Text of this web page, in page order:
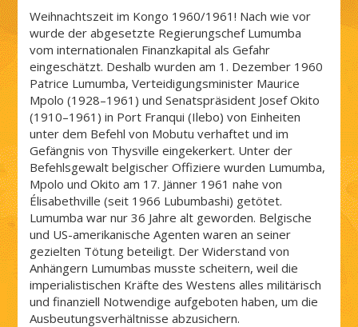
Weihnachtszeit im Kongo 1960/1961! Nach wie vor
wurde der abgesetzte Regierungschef Lumumba
vom internationalen Finanzkapital als Gefahr
eingeschätzt. Deshalb wurden am 1. Dezember 1960
Patrice Lumumba, Verteidigungsminister Maurice
Mpolo (1928–1961) und Senatspräsident Josef Okito
(1910–1961) in Port Franqui (Ilebo) von Einheiten
unter dem Befehl von Mobutu verhaftet und im
Gefängnis von Thysville eingekerkert. Unter der
Befehlsgewalt belgischer Offiziere wurden Lumumba,
Mpolo und Okito am 17. Jänner 1961 nahe von
Élisabethville (seit 1966 Lubumbashi) getötet.
Lumumba war nur 36 Jahre alt geworden. Belgische
und US-amerikanische Agenten waren an seiner
gezielten Tötung beteiligt. Der Widerstand von
Anhängern Lumumbas musste scheitern, weil die
imperialistischen Kräfte des Westens alles militärisch
und finanziell Notwendige aufgeboten haben, um die
Ausbeutungsverhältnisse abzusichern.